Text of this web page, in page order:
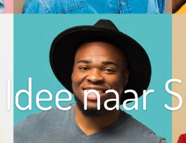
naar